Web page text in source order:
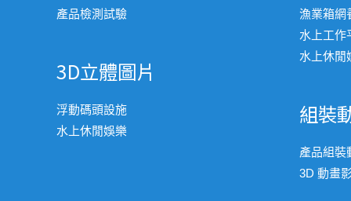
產品檢測試驗
3D立體圖片
浮動碼頭設施
水上休閒娛樂
漁業箱網
水上工作
水上休閒
組裝
產品組裝
3D 動畫